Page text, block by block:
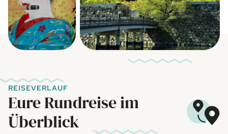
REISEVERLAUF
Eure Rundreise im
Überblick